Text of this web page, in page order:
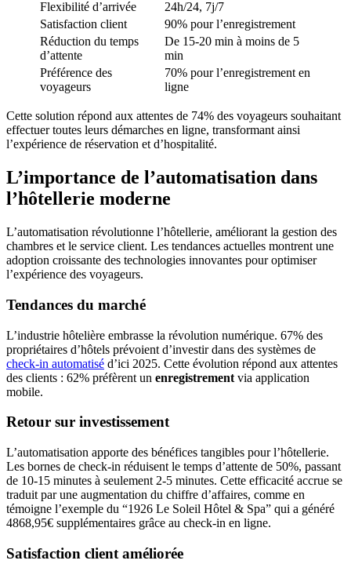
Flexibilité d’arrivée
24h/24, 7j/7
Satisfaction client
90% pour l’enregistrement
Réduction du temps
d’attente
De 15-20 min à moins de 5
min
Préférence des
voyageurs
70% pour l’enregistrement en
ligne
Cette solution répond aux attentes de 74% des voyageurs souhaitant
effectuer toutes leurs démarches en ligne, transformant ainsi
l’expérience de réservation et d’hospitalité.
L’importance de l’automatisation dans
l’hôtellerie moderne
L’automatisation révolutionne l’hôtellerie, améliorant la gestion des
chambres et le service client. Les tendances actuelles montrent une
adoption croissante des technologies innovantes pour optimiser
l’expérience des voyageurs.
Tendances du marché
L’industrie hôtelière embrasse la révolution numérique. 67% des
propriétaires d’hôtels prévoient d’investir dans des systèmes de
check-in automatisé d’ici 2025. Cette évolution répond aux attentes
des clients : 62% préfèrent un enregistrement via application
mobile.
Retour sur investissement
L’automatisation apporte des bénéfices tangibles pour l’hôtellerie.
Les bornes de check-in réduisent le temps d’attente de 50%, passant
de 10-15 minutes à seulement 2-5 minutes. Cette efficacité accrue se
traduit par une augmentation du chiffre d’affaires, comme en
témoigne l’exemple du “1926 Le Soleil Hôtel & Spa” qui a généré
4868,95€ supplémentaires grâce au check-in en ligne.
Satisfaction client améliorée